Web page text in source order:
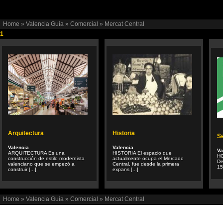
Home » Valencia Guia » Comercial » Mercat Central
1
Arquitectura
Valencia
ARQUITECTURA Es una
construcción de estilo modernista
valenciano que se empezó a
construir [...]
Historia
Valencia
HISTORIA El espacio que
actualmente ocupa el Mercado
Central, fue desde la primera
expans [...]
Home » Valencia Guia » Comercial » Mercat Central